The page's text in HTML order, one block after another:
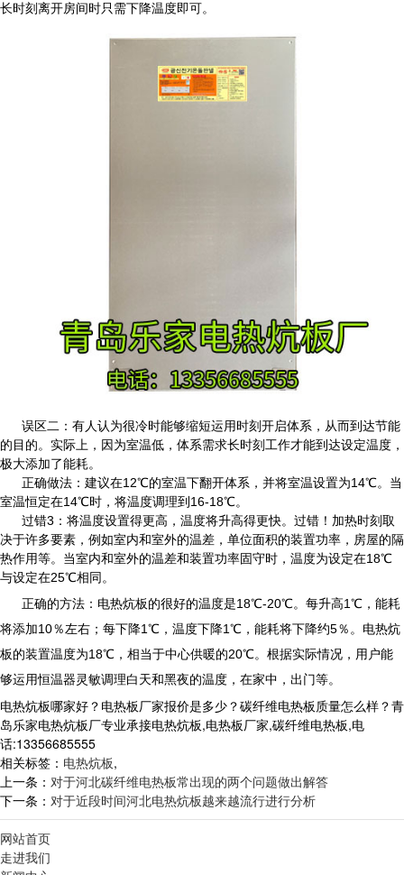
长时刻离开房间时只需下降温度即可。
误区二：有人认为很冷时能够缩短运用时刻开启体系，从而到达节能
的目的。实际上，因为室温低，体系需求长时刻工作才能到达设定温度，
极大添加了能耗。
正确做法：建议在12℃的室温下翻开体系，并将室温设置为14℃。当
室温恒定在14℃时，将温度调理到16-18℃。
过错3：将温度设置得更高，温度将升高得更快。过错！加热时刻取
决于许多要素，例如室内和室外的温差，单位面积的装置功率，房屋的隔
热作用等。当室内和室外的温差和装置功率固守时，温度为设定在18℃
与设定在25℃相同。
正确的方法： 电热炕板的很好的温度是18℃-20℃。每升高1℃，能耗
将添加10％左右；每下降1℃，温度下降1℃，能耗将下降约5％。 电热炕
板的装置温度为18℃，相当于中心供暖的20℃。根据实际情况，用户能
够运用恒温器灵敏调理白天和黑夜的温度，在家中，出门等。
电热炕板哪家好？电热板厂家报价是多少？碳纤维电热板质量怎么样？青
岛乐家电热炕板厂专业承接电热炕板,电热板厂家,碳纤维电热板,电
话:13356685555
相关标签： 电热炕板,
上一条： 对于河北碳纤维电热板常出现的两个问题做出解答
下一条： 对于近段时间河北电热炕板越来越流行进行分析
网站首页
走进我们